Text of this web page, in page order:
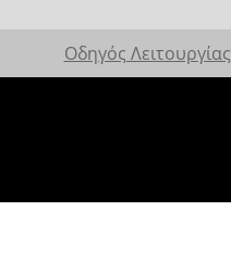
Οδηγός Λειτουργίας